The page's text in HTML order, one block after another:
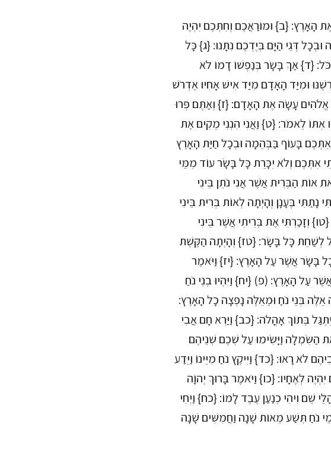
הָאָרֶץ: {ב} וּמוֹרַאֲכֶם וְחִתְּכֶם יִהְיֶה
דְּגֵי הַיָּם בְּיֶדְכֶם נִתָּנוּ: {ג} כָּל
{ד} אַךְ בָּשָׂר בְּנַפְשׁוֹ דָמוֹ לֹא
וּמִיַּד הָאָדָם מִיַּד אִישׁ אָחִיו אֶדְרֹשׁ
עָשָׂה אֶת הָאָדָם: {ז} וְאַתֶּם פְּרוּ
אִתּוֹ לֵאמֹר: {ט} וַאֲנִי הִנְנִי מֵקִים אֶת
בָּעוֹף בַּבְּהֵמָה וּבְכָל חַיַּת הָאָרֶץ
אִתְּכֶם וְלֹא יִכָּרֵת כָּל בָּשָׂר עוֹד מִמֵּי
אוֹת הַבְּרִית אֲשֶׁר אֲנִי נֹתֵן בֵּינִי
נָתַתִּי בֶּעָנָן וְהָיְתָה לְאוֹת בְּרִית בֵּינִי
וְזָכַרְתִּי אֶת בְּרִיתִי אֲשֶׁר בֵּינִי
לְשַׁחֵת כָּל בָּשָׂר: {טז} וְהָיְתָה הַקֶּשֶׁת
בָּשָׂר אֲשֶׁר עַל הָאָרֶץ: {יז} וַיֹּאמֶר
עַל הָאָרֶץ: (פ) {יח} וַיִּהְיוּ בְנֵי נֹחַ
אֵלֶּה בְּנֵי נֹחַ וּמֵאֵלֶּה נָפְצָה כָל הָאָרֶץ:
בְּתוֹךְ אָהֳלֹה: {כב} וַיַּרְא חָם אֲבִי
אֶת הַשִּׂמְלָה וַיָּשִׂימוּ עַל שְׁכֶם שְׁנֵיהֶם
לֹא רָאוּ: {כד} וַיִּיקֶץ נֹחַ מִיֵּינוֹ וַיֵּדַע
לְאֶחָיו: {כו} וַיֹּאמֶר בָּרוּךְ יְהוָֹה
שֵׁם וִיהִי כְנַעַן עֶבֶד לָמוֹ: {כח} וַיְחִי
נֹחַ תְּשַׁע מֵאוֹת שָׁנָה וַחֲמִשִּׁים שָׁנָה